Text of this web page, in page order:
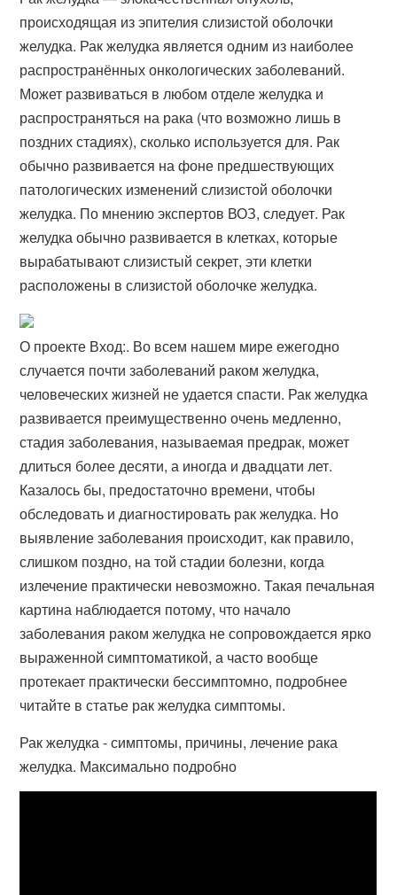
происходящая из эпителия слизистой оболочки
желудка. Рак желудка является одним из наиболее
распространённых онкологических заболеваний.
Может развиваться в любом отделе желудка и
распространяться на рака (что возможно лишь в
поздних стадиях), сколько используется для. Рак
обычно развивается на фоне предшествующих
патологических изменений слизистой оболочки
желудка. По мнению экспертов ВОЗ, следует​. Рак
желудка обычно развивается в клетках, которые
вырабатывают слизистый секрет, эти клетки
расположены в слизистой оболочке желудка.
О проекте Вход:. Во всем нашем мире ежегодно
случается почти заболеваний раком желудка,
человеческих жизней не удается спасти. Рак желудка
развивается преимущественно очень медленно,
стадия заболевания, называемая предрак, может
длиться более десяти, а иногда и двадцати лет.
Казалось бы, предостаточно времени, чтобы
обследовать и диагностировать рак желудка. Но
выявление заболевания происходит, как правило,
слишком поздно, на той стадии болезни, когда
излечение практически невозможно. Такая печальная
картина наблюдается потому, что начало
заболевания раком желудка не сопровождается ярко
выраженной симптоматикой, а часто вообще
протекает практически бессимптомно, подробнее
читайте в статье рак желудка симптомы.
Рак желудка - симптомы, причины, лечение рака
желудка. Максимально подробно